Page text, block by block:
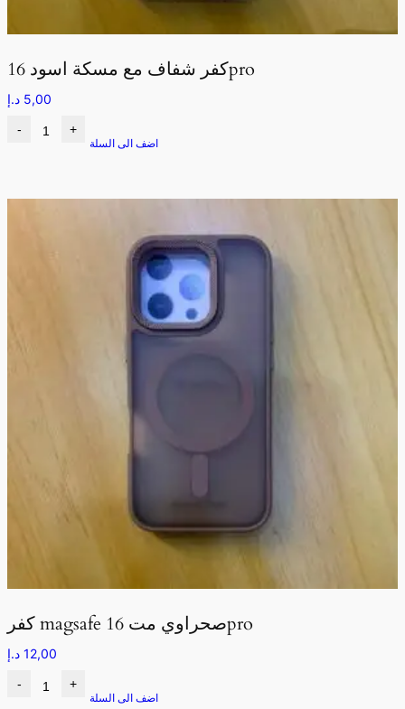
كفر شفاف مع مسكة اسود 16pro
5,00 د.إ
- +
اضف الى السلة
كفر magsafe صحراوي مت 16pro
12,00 د.إ
- +
اضف الى السلة